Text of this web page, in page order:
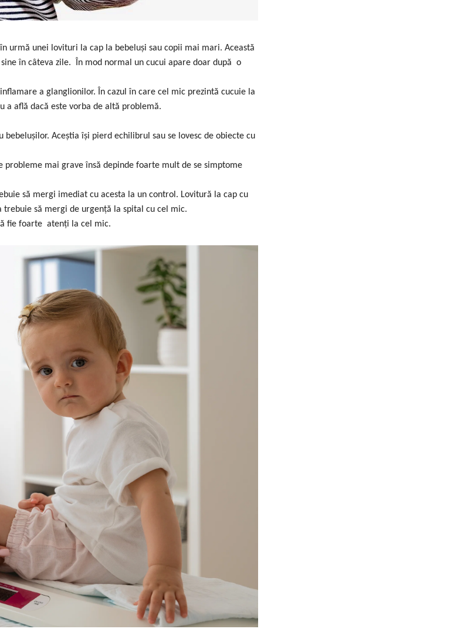
urmă unei lovituri la cap la bebeluși sau copii mai mari. Această
în câteva zile. În mod normal un cucui apare doar după o
a glanglionilor. În cazul în care cel mic prezintă cucuie la
a află dacă este vorba de altă problemă.
Aceștia își pierd echilibrul sau se lovesc de obiecte cu
mai grave însă depinde foarte mult de se simptome
să mergi imediat cu acesta la un control. Lovitură la cap cu
să mergi de urgență la spital cu cel mic.
fie foarte atenți la cel mic.